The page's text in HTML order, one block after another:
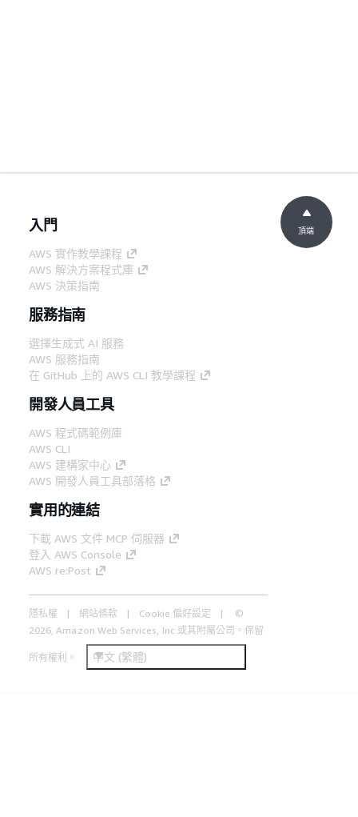
入門
AWS 實作教學課程
AWS 解決方案程式庫
AWS 決策指南
服務指南
選擇生成式 AI 服務
AWS 服務指南
在 GitHub 上的 AWS CLI 教學課程
開發人員工具
AWS 程式碼範例庫
AWS CLI
AWS 建構家中心
AWS 開發人員工具部落格
實用的連結
下載 AWS 文件 MCP 伺服器
登入 AWS Console
AWS re:Post
隱私權 網站條款 Cookie 偏好設定
©
2026, Amazon Web Services, Inc.或其附屬公司。保留
所有權利。 中文 (繁體)
頂端